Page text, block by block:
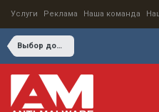
Услуги Реклама Наша команда
Выбор домашних средств защиты